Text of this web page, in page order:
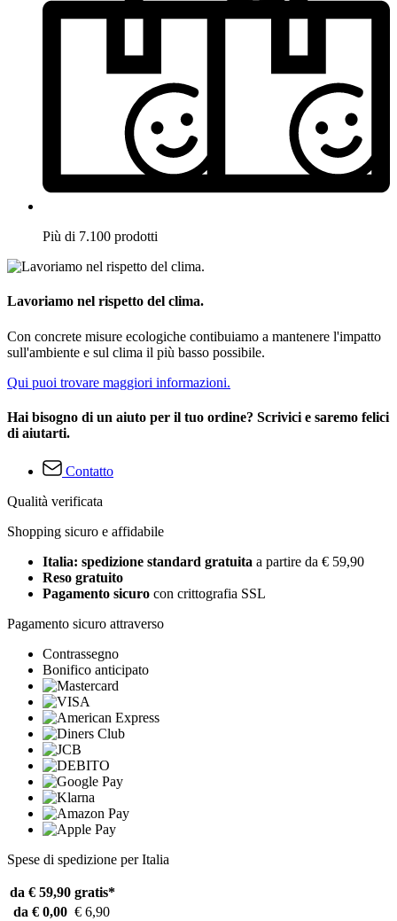
Più di 7.100 prodotti
Lavoriamo nel rispetto del clima.
Con concrete misure ecologiche contibuiamo a mantenere l'impatto
sull'ambiente e sul clima il più basso possibile.
Qui puoi trovare maggiori informazioni.
Hai bisogno di un aiuto per il tuo ordine? Scrivici e saremo felici
di aiutarti.
Contatto
Qualità verificata
Shopping sicuro e affidabile
Italia: spedizione standard gratuita a partire da € 59,90
Reso gratuito
Pagamento sicuro con crittografia SSL
Pagamento sicuro attraverso
Contrassegno
Bonifico anticipato
Spese di spedizione per Italia
da € 59,90 gratis*
da € 0,00 € 6,90